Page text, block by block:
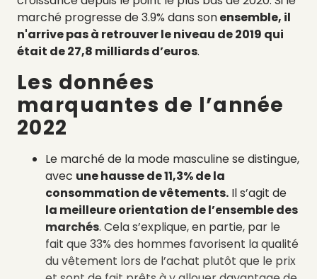
marché progresse de 3.9% dans sonensemble, il
n'arrive pas à retrouver le niveau de 2019 qui
était de 27,8 milliards d’euros.
Les données
marquantes de l’année
2022
Le marché de la mode masculine se distingue,
avec une hausse de 11,3% de la
consommation de vêtements. Il s’agit de
la meilleure orientation de l’ensemble des
marchés. Cela s’explique, en partie, par le
fait que 33% des hommes favorisent la qualité
du vêtement lors de l’achat plutôt que le prix